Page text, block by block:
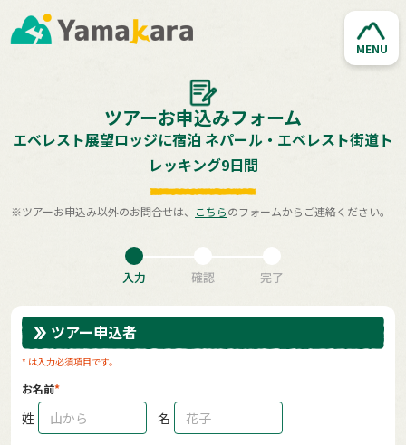
MENU
ツアーお申込みフォーム
エベレスト展望ロッジに宿泊 ネパール・エベレスト街道ト
レッキング9日間
※ツアーお申込み以外のお問合せは、 こちらのフォームからご連絡ください。
入力 確認 完了
ツアー申込者
* は入力必須項目です。
お名前
姓 名